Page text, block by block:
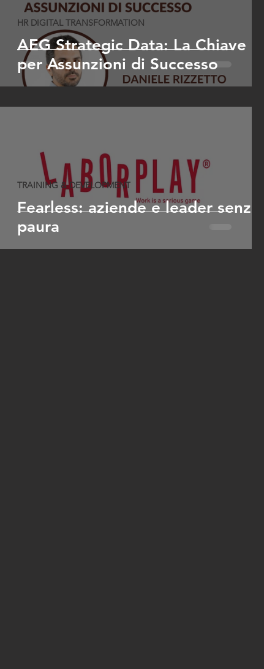
AEG Strategic Data: La Chiave
per Assunzioni di Successo
HR DIGITAL TRANSFORMATION
Fearless: aziende e leader senza
paura
TRAINING & DEVELOPMENT